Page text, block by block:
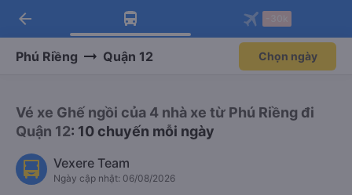
Tải app Vexere ngay!
Nhận ưu đãi thành viên độc
Mở app
Tải app Vexere
-30k/ghế khi đặt vé máy bay qua
Mở app
arrow_back
Phú Riềng Quận 12 Chọn ngày
Vé xe Ghế ngồi của 4 nhà xe từ Phú Riềng đi
Quận 12: 10 chuyến mỗi ngày
Vexere Team
Ngày cập nhật: 06/08/2026